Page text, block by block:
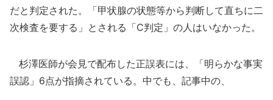
だと判定された。「甲状腺の状態等から判断して直ちに二
次検査を要する」とされる「C判定」の人はいなかった。
杉澤医師が会見で配布した正誤表には、「明らかな事実
誤認」6点が指摘されている。中でも、記事中の、